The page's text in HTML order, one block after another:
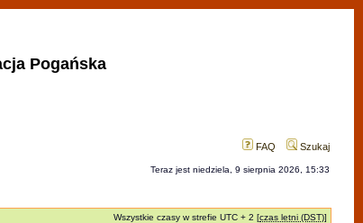
Pogańska
FAQ Szukaj
Teraz jest niedziela, 9 sierpnia 2026, 15:33
Wszystkie czasy w strefie UTC + 2 [czas letni (DST)]